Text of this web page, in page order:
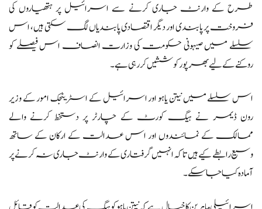
طرح کے وارنٹ جاری کرنے سے اسرائیل پر ہتھیاروں کی
فروخت پر پابندی اور دیگر اقتصادی پابندیاں لگ سکتی ہیں، اس
سلسلے میں صیہونی حکومت کی وزارت انصاف اس فیصلے کو
روکنے کے لیے بھرپور کوششیں کر رہی ہے۔
اس سلسلے میں نیتن یاہو اور اسرائیل کے اسٹریٹجک امور کے وزیر
رون ڈیمر نے ہیگ کورٹ کے چارٹر پر دستخط کرنے والے
ممالک کے نمائندوں اور اس عدالت کے ارکان کے ساتھ
وسیع رابطے کیے ہیں تاکہ انہیں گرفتاری کے وارنٹ جاری نہ کرنے پر
آمادہ کیا جا سکے۔